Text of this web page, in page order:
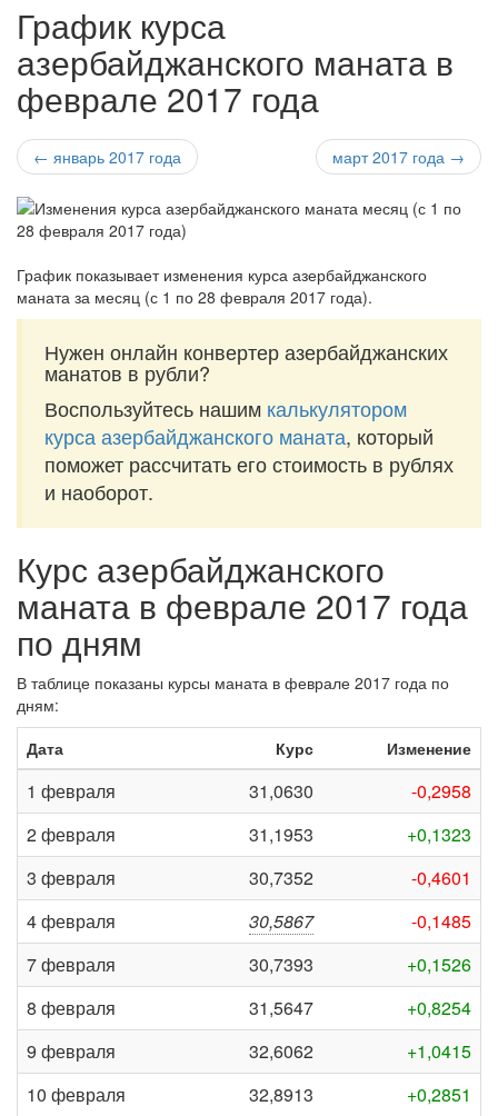
График курса
азербайджанского маната в
феврале 2017 года
← январь 2017 года март 2017 года →
График показывает изменения курса азербайджанского
маната за месяц (с 1 по 28 февраля 2017 года).
Нужен онлайн конвертер азербайджанских
манатов в рубли?
Воспользуйтесь нашим калькулятором
курса азербайджанского маната, который
поможет рассчитать его стоимость в рублях
и наоборот.
Курс азербайджанского
маната в феврале 2017 года
по дням
В таблице показаны курсы маната в феврале 2017 года по
дням:
Дата
Курс Изменение
1 февраля 31,0630
-0,2958
2 февраля
31,1953
+0,1323
3 февраля
30,7352
-0,4601
4 февраля
30,5867
-0,1485
7 февраля
30,7393
+0,1526
8 февраля
31,5647
+0,8254
9 февраля
32,6062
+1,0415
10 февраля
32,8913
+0,2851